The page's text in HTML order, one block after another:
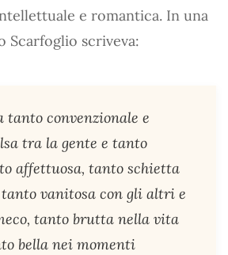
e romantica. In una
Scarfoglio scriveva:
tanto convenzionale e
tra la gente e tanto
affettuosa, tanto schietta
vanitosa con gli altri e
tanto brutta nella vita
bella nei momenti